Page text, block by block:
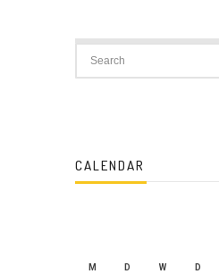
CALENDAR
M D W D